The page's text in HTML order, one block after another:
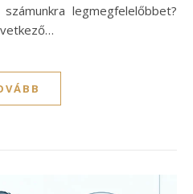
legmegfelelőbbet?